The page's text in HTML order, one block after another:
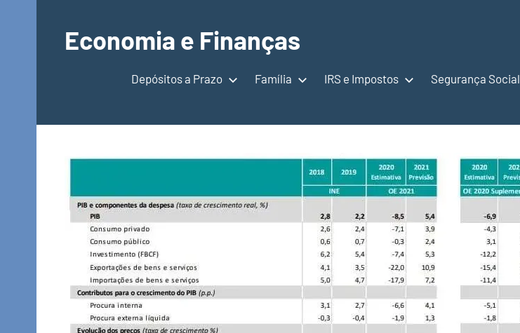
Economia e Finanças
Depósitos
Finanças
Depósitos a Prazo Família IRS e Impostos Segurança Social